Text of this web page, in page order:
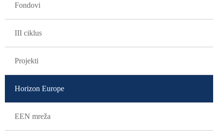
Fondovi
III ciklus
Projekti
Horizon Europe
EEN mreža